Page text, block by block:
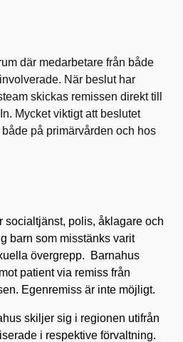
där medarbetare från både
När beslut har
skickas remissen direkt till
Mycket viktigt att beslutet
på primärvården och hos
socialtjänst, polis, åklagare och
barn som misstänks varit
övergrepp. Barnahus
patient via remiss från
Egenremiss är inte möjligt.
skiljer sig i regionen utifrån
i respektive förvaltning.